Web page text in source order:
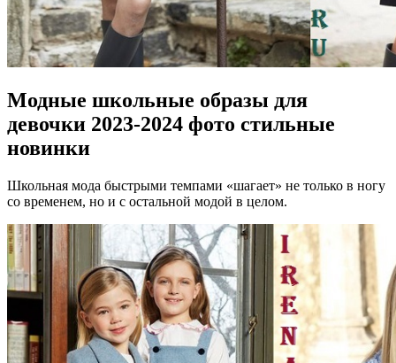
Модные школьные образы для
девочки 2023-2024 фото стильные
новинки
Школьная мода быстрыми темпами «шагает» не только в ногу
со временем, но и с остальной модой в целом.